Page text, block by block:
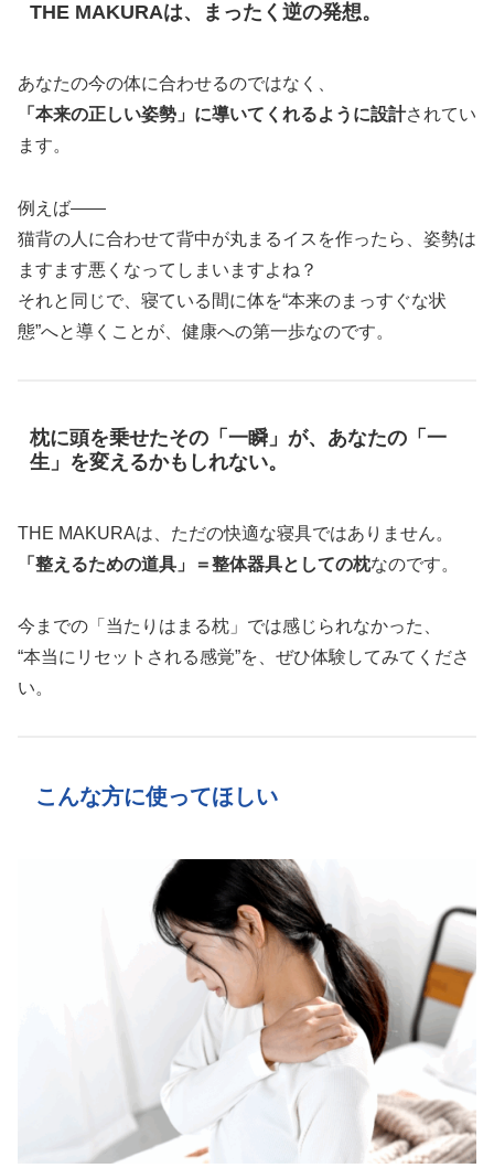
THE MAKURAは、まったく逆の発想。
あなたの今の体に合わせるのではなく、
「本来の正しい姿勢」に導いてくれるように設計されてい
ます。
例えば――
猫背の人に合わせて背中が丸まるイスを作ったら、姿勢は
ますます悪くなってしまいますよね？
それと同じで、寝ている間に体を“本来のまっすぐな状
態”へと導くことが、健康への第一歩なのです。
枕に頭を乗せたその「一瞬」が、あなたの「一
生」を変えるかもしれない。
THE MAKURAは、ただの快適な寝具ではありません。
「整えるための道具」＝整体器具としての枕なのです。
今までの「当たりはまる枕」では感じられなかった、
“本当にリセットされる感覚”を、ぜひ体験してみてくださ
い。
こんな方に使ってほしい